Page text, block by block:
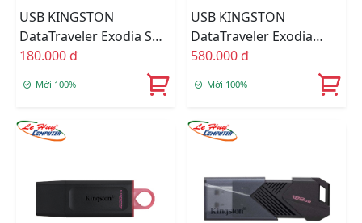
USB KINGSTON
DataTraveler Exodia S
USB 3.2 DTXS/64GB
180.000 đ
Mới 100%
USB KINGSTON
DataTraveler Exodia
Onyx 256GB USB 3.2 Gen
580.000 đ
Mới 100%